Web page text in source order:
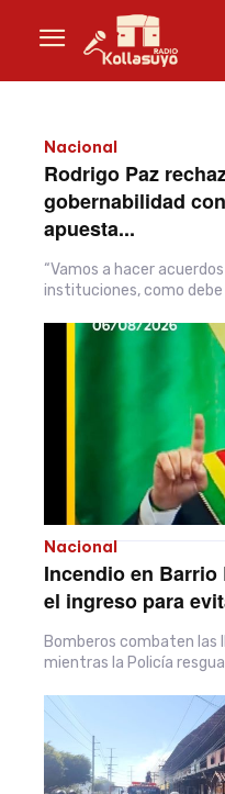
Nacional
Rodrigo Paz
gobernabilidad
apuesta...
“Vamos a hacer
instituciones, como debe
Nacional
Incendio en
el ingreso para
Bomberos combaten las
mientras la Policía